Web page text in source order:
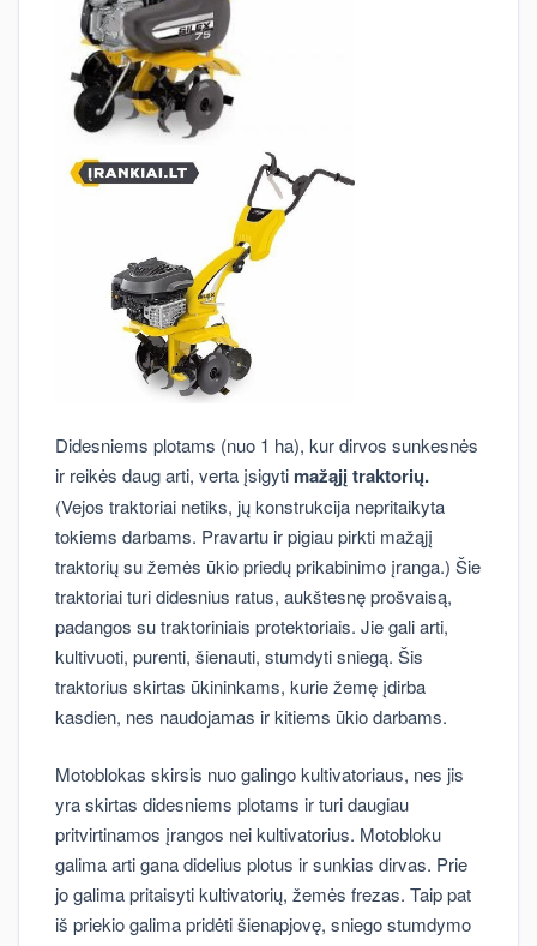
Didesniems plotams (nuo 1 ha), kur dirvos sunkesnės
ir reikės daug arti, verta įsigyti mažąjį traktorių.
(Vejos traktoriai netiks, jų konstrukcija nepritaikyta
tokiems darbams. Pravartu ir pigiau pirkti mažąjį
traktorių su žemės ūkio priedų prikabinimo įranga.) Šie
traktoriai turi didesnius ratus, aukštesnę prošvaisą,
padangos su traktoriniais protektoriais. Jie gali arti,
kultivuoti, purenti, šienauti, stumdyti sniegą. Šis
traktorius skirtas ūkininkams, kurie žemę įdirba
kasdien, nes naudojamas ir kitiems ūkio darbams.
Motoblokas skirsis nuo galingo kultivatoriaus, nes jis
yra skirtas didesniems plotams ir turi daugiau
pritvirtinamos įrangos nei kultivatorius. Motobloku
galima arti gana didelius plotus ir sunkias dirvas. Prie
jo galima pritaisyti kultivatorių, žemės frezas. Taip pat
iš priekio galima pridėti šienapjovę, sniego stumdymo